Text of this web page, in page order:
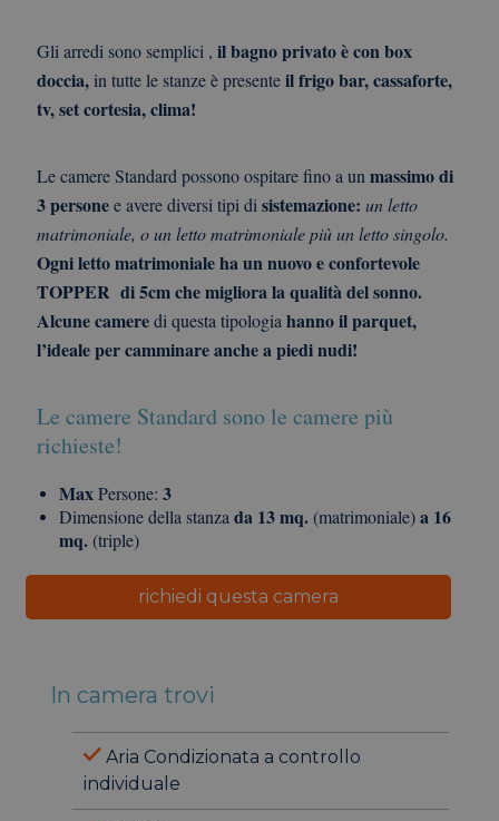
Gli arredi sono semplici , il bagno privato è con box
doccia,in tutte le stanze è presenteil frigo bar, cassaforte,
tv, set cortesia, clima!
Le camere Standard possono ospitare fino a un massimo di
3 personee avere diversi tipi disistemazione: un letto
matrimoniale, o un letto matrimoniale più un letto singolo.
Ogni letto matrimoniale ha un nuovo e confortevole
TOPPER di 5cm che migliora la qualità del sonno.
Alcune cameredi questa tipologia hanno il parquet,
l’ideale per camminare anche a piedi nudi!
Le camere Standard sono le camere più
richieste!
MaxPersone: 3
Dimensione della stanza da 13 mq. (matrimoniale)a 16
mq. (triple)
richiedi questa camera
In camera trovi
Aria Condizionata a controllo
individuale